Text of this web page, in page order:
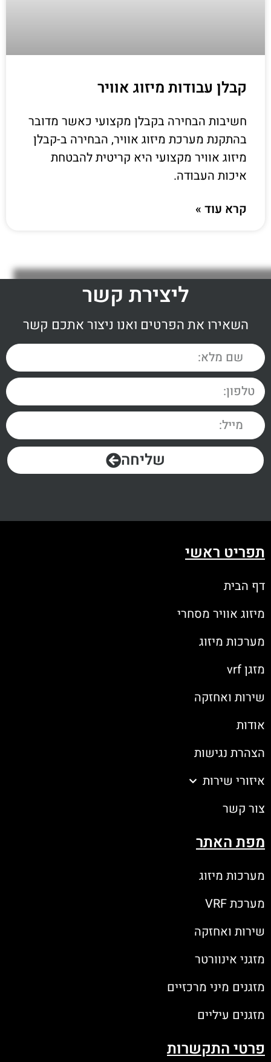
קבלן עבודות מיזוג אוויר
חשיבות הבחירה בקבלן מקצועי כאשר מדובר
בהתקנת מערכת מיזוג אוויר, הבחירה ב-קבלן
מיזוג אוויר מקצועי היא קריטית להבטחת
איכות העבודה.
קרא עוד »
ליצירת קשר
השאירו את הפרטים ואנו ניצור אתכם קשר
שליחה
תפריט ראשי
דף הבית
מיזוג אוויר מסחרי
מערכות מיזוג
מזגן vrf
שירות ואחזקה
אודות
הצהרת נגישות
איזורי שירות
צור קשר
מפת האתר
מערכות מיזוג
מערכת VRF
שירות ואחזקה
מזגני אינוורטר
מזגנים מיני מרכזיים
מזגנים עיליים
פרטי התקשרות